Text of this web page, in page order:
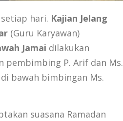
hari. Kajian Jelang
(Guru Karyawan)
Jamai dilakukan
pembimbing P. Arif dan Ms.
bawah bimbingan Ms.
suasana Ramadan